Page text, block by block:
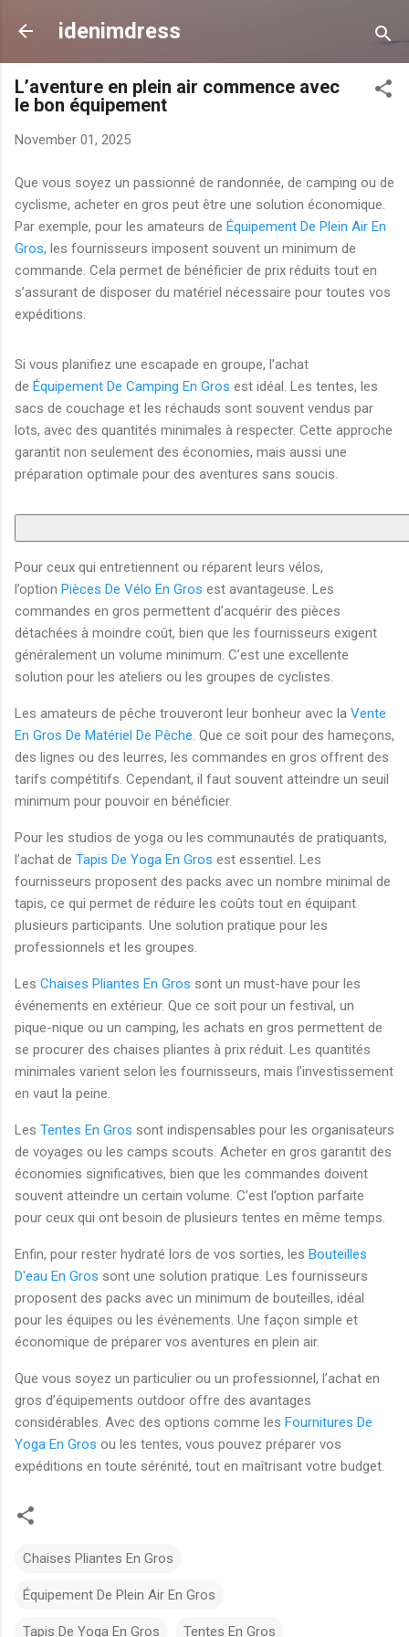
Skip to main content
idenimdress
L’aventure en plein air commence avec
le bon équipement
November 01, 2025
Que vous soyez un passionné de randonnée, de camping ou de
cyclisme, acheter en gros peut être une solution économique.
Par exemple, pour les amateurs de Équipement De Plein Air En
Gros, les fournisseurs imposent souvent un minimum de
commande. Cela permet de bénéficier de prix réduits tout en
s’assurant de disposer du matériel nécessaire pour toutes vos
expéditions.
Si vous planifiez une escapade en groupe, l’achat
de Équipement De Camping En Gros est idéal. Les tentes, les
sacs de couchage et les réchauds sont souvent vendus par
lots, avec des quantités minimales à respecter. Cette approche
garantit non seulement des économies, mais aussi une
préparation optimale pour des aventures sans soucis.
Pour ceux qui entretiennent ou réparent leurs vélos,
l’option Pièces De Vélo En Gros est avantageuse. Les
commandes en gros permettent d’acquérir des pièces
détachées à moindre coût, bien que les fournisseurs exigent
généralement un volume minimum. C’est une excellente
solution pour les ateliers ou les groupes de cyclistes.
Les amateurs de pêche trouveront leur bonheur avec la Vente
En Gros De Matériel De Pêche . Que ce soit pour des hameçons,
des lignes ou des leurres, les commandes en gros offrent des
tarifs compétitifs. Cependant, il faut souvent atteindre un seuil
minimum pour pouvoir en bénéficier.
Pour les studios de yoga ou les communautés de pratiquants,
l’achat de Tapis De Yoga En Gros est essentiel. Les
fournisseurs proposent des packs avec un nombre minimal de
tapis, ce qui permet de réduire les coûts tout en équipant
plusieurs participants. Une solution pratique pour les
professionnels et les groupes.
Les Chaises Pliantes En Gros sont un must-have pour les
événements en extérieur. Que ce soit pour un festival, un
pique-nique ou un camping, les achats en gros permettent de
se procurer des chaises pliantes à prix réduit. Les quantités
minimales varient selon les fournisseurs, mais l’investissement
en vaut la peine.
Les Tentes En Gros sont indispensables pour les organisateurs
de voyages ou les camps scouts. Acheter en gros garantit des
économies significatives, bien que les commandes doivent
souvent atteindre un certain volume. C’est l’option parfaite
pour ceux qui ont besoin de plusieurs tentes en même temps.
Enfin, pour rester hydraté lors de vos sorties, les Bouteilles
D'eau En Gros sont une solution pratique. Les fournisseurs
proposent des packs avec un minimum de bouteilles, idéal
pour les équipes ou les événements. Une façon simple et
économique de préparer vos aventures en plein air.
Que vous soyez un particulier ou un professionnel, l’achat en
gros d’équipements outdoor offre des avantages
considérables. Avec des options comme les Fournitures De
Yoga En Gros ou les tentes, vous pouvez préparer vos
expéditions en toute sérénité, tout en maîtrisant votre budget.
Chaises Pliantes En Gros
Équipement De Plein Air En Gros
Tapis De Yoga En Gros Tentes En Gros